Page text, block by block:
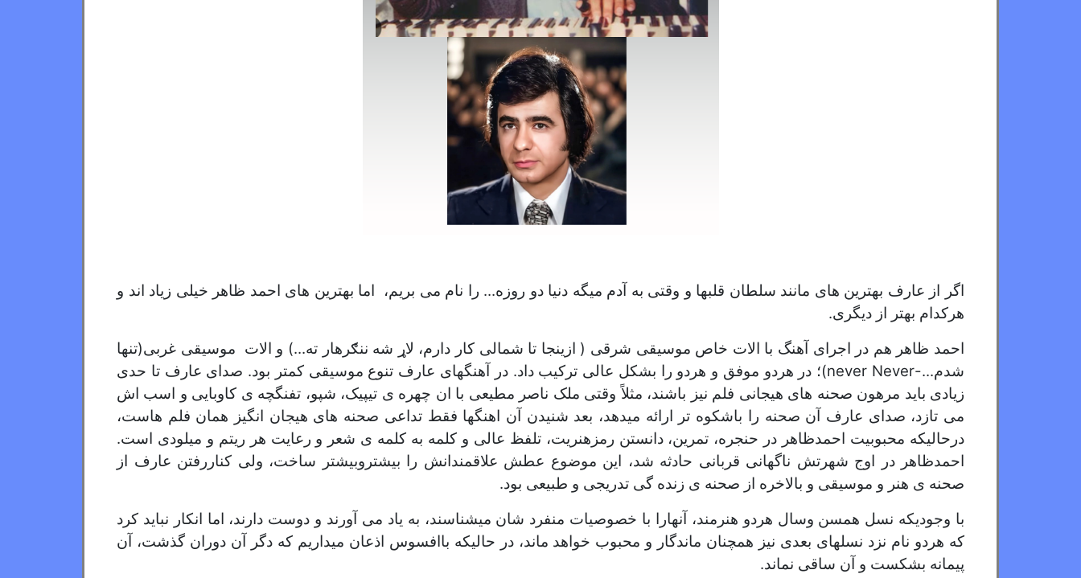
اگر از عارف بهترین های مانند سلطان قلبها و وقتی به آدم میگه دنیا دو روزه... را نام می بریم، اما بهترین های احمد ظاهر خیلی زیاد اند و
هرکدام بهتر از دیگری.
احمد ظاهر هم در اجرای آهنگ با الات خاص موسیقی شرقی ( ازینجا تا شمالی کار دارم، لاړ شه ننګرهار ته...) و الات موسیقی غربی(تنها
شدم...-never Never)؛ در هردو موفق و هردو را بشکل عالی ترکیب داد. در آهنگهای عارف تنوع موسیقی کمتر بود. صدای عارف تا حدی
زیادی باید مرهون صحنه های هیجانی فلم نیز باشند، مثلاً وقتی ملک ناصر مطیعی با ان چهره ی تیپیک، شپو، تفنگچه ی کاوبایی و اسب اش
می تازد، صدای عارف آن صحنه را باشکوه تر ارائه میدهد، بعد شنیدن آن اهنگها فقط تداعی صحنه های هیجان انگیز همان فلم هاست،
درحالیکه محبوبیت احمدظاهر در حنجره، تمرین، دانستن رمزهنریت، تلفظ عالی و کلمه به کلمه ی شعر و رعایت هر ریتم و میلودی است.
احمدظاهر در اوج شهرتش ناگهانی قربانی حادثه شد، این موضوع عطش علاقمندانش را بیشتروبیشتر ساخت، ولی کناررفتن عارف از
صحنه ی هنر و موسیقی و بالاخره از صحنه ی زنده گی تدریجی و طبیعی بود.
با وجودیکه نسل همسن وسال هردو هنرمند، آنهارا با خصوصیات منفرد شان میشناسند، به یاد می آورند و دوست دارند، اما انکار نباید کرد
که هردو نام نزد نسلهای بعدی نیز همچنان ماندگار و محبوب خواهد ماند، در حالیکه باافسوس اذعان میداریم که دگر آن دوران گذشت، آن
پیمانه بشکست و آن ساقی نماند.